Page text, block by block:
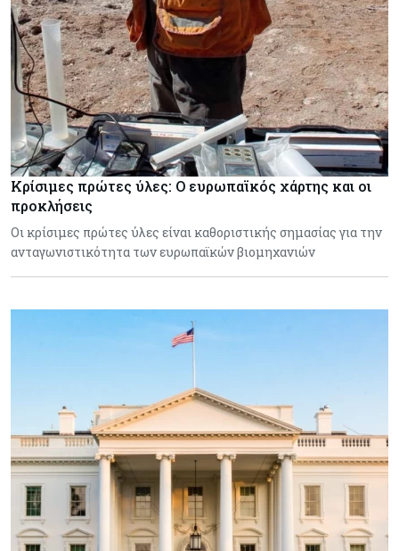
Κρίσιμες πρώτες ύλες: Ο ευρωπαϊκός χάρτης και οι
προκλήσεις
Οι κρίσιμες πρώτες ύλες είναι καθοριστικής σημασίας για την
ανταγωνιστικότητα των ευρωπαϊκών βιομηχανιών